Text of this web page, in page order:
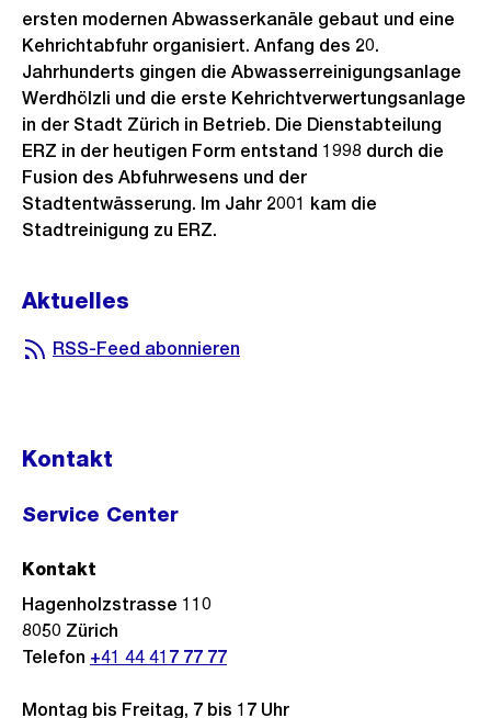
ersten modernen Abwasserkanäle gebaut und eine
Kehrichtabfuhr organisiert. Anfang des 20.
Jahrhunderts gingen die Abwasserreinigungsanlage
Werdhölzli und die erste Kehrichtverwertungsanlage
in der Stadt Zürich in Betrieb. Die Dienstabteilung
ERZ in der heutigen Form entstand 1998 durch die
Fusion des Abfuhrwesens und der
Stadtentwässerung. Im Jahr 2001 kam die
Stadtreinigung zu ERZ.
Aktuelles
RSS-Feed abonnieren
Kontakt
Service Center
Montag bis Freitag, 7 bis 17 Uhr
Kontakt
Hagenholzstrasse 110
8050 Zürich
Telefon +41 44 417 77 77